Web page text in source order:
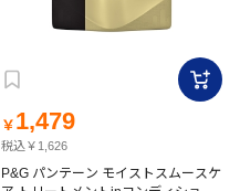
￥ 1,479
税込￥1,626
P&G パンテーン モイストスムースケ